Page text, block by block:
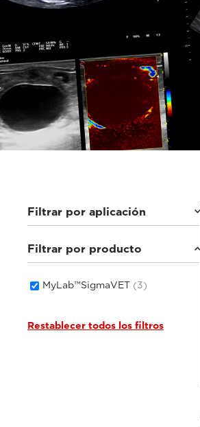
Filtrar por aplicación
Animales pequeños(2)
Equinos(1)
Filtrar por producto
MyLab™SigmaVET (3)
Restablecer todos los filtros